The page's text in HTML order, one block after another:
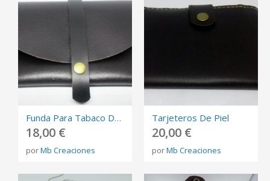
Funda Para Tabaco De Liar
18,00 €
porMb Creaciones
Tarjeteros De Piel
20,00 €
porMb Creaciones